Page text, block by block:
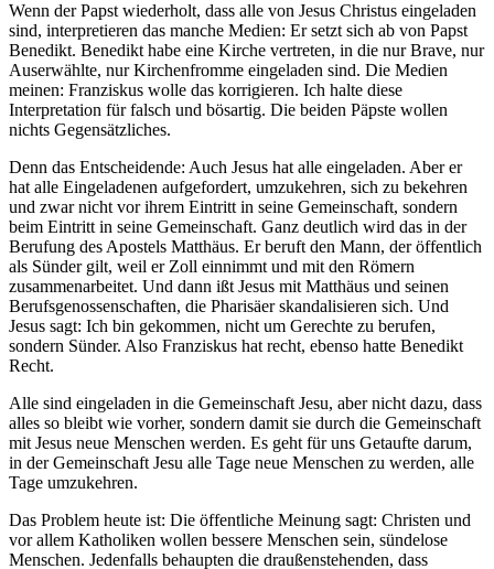
Wenn der Papst wiederholt, dass alle von Jesus Christus eingeladen
sind, interpretieren das manche Medien: Er setzt sich ab von Papst
Benedikt. Benedikt habe eine Kirche vertreten, in die nur Brave, nur
Auserwählte, nur Kirchenfromme eingeladen sind. Die Medien
meinen: Franziskus wolle das korrigieren. Ich halte diese
Interpretation für falsch und bösartig. Die beiden Päpste wollen
nichts Gegensätzliches.
Denn das Entscheidende: Auch Jesus hat alle eingeladen. Aber er
hat alle Eingeladenen aufgefordert, umzukehren, sich zu bekehren
und zwar nicht vor ihrem Eintritt in seine Gemeinschaft, sondern
beim Eintritt in seine Gemeinschaft. Ganz deutlich wird das in der
Berufung des Apostels Matthäus. Er beruft den Mann, der öffentlich
als Sünder gilt, weil er Zoll einnimmt und mit den Römern
zusammenarbeitet. Und dann ißt Jesus mit Matthäus und seinen
Berufsgenossenschaften, die Pharisäer skandalisieren sich. Und
Jesus sagt: Ich bin gekommen, nicht um Gerechte zu berufen,
sondern Sünder. Also Franziskus hat recht, ebenso hatte Benedikt
Recht.
Alle sind eingeladen in die Gemeinschaft Jesu, aber nicht dazu, dass
alles so bleibt wie vorher, sondern damit sie durch die Gemeinschaft
mit Jesus neue Menschen werden. Es geht für uns Getaufte darum,
in der Gemeinschaft Jesu alle Tage neue Menschen zu werden, alle
Tage umzukehren.
Das Problem heute ist: Die öffentliche Meinung sagt: Christen und
vor allem Katholiken wollen bessere Menschen sein, sündelose
Menschen. Jedenfalls behaupten die draußenstehenden, dass